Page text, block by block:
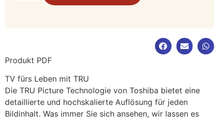
Produkt PDF
TV fürs Leben mit TRU
Die TRU Picture Technologie von Toshiba bietet eine
detaillierte und hochskalierte Auflösung für jeden
Bildinhalt. Was immer Sie sich ansehen, wir lassen es